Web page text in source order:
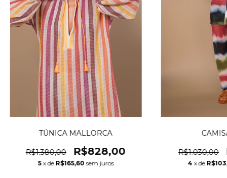
TÚNICA MALLORCA
R$1.380,00 R$828,00
5 x de R$165,60 sem juros
R$1.030,00
4 x de